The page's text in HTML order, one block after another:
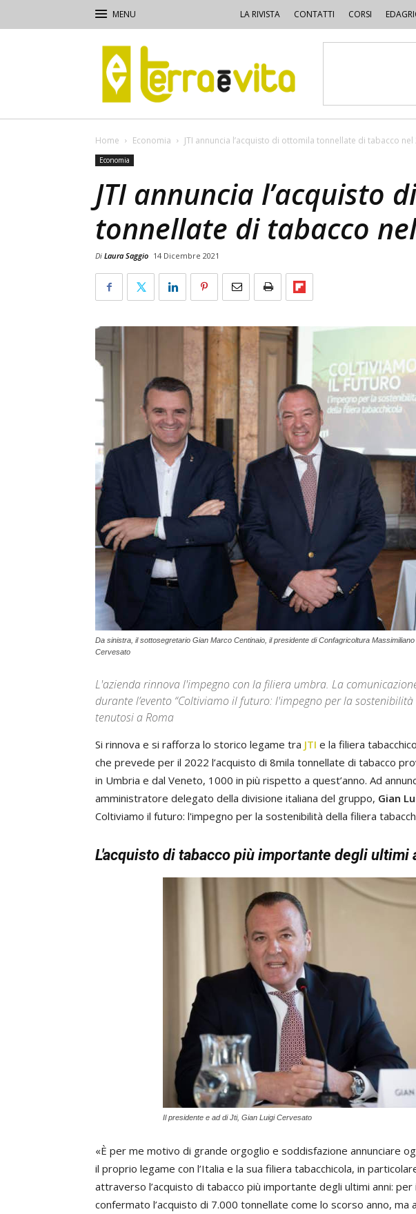
LA RIVISTA CONTATTI CORSI
Terra
e
Vita
Home Economia JTI annuncia l’acquisto di ottomila tonnellate di tabacco nel
Economia
JTI annuncia l’acquisto
tonnellate di tabacco
Di Laura Saggio 14 Dicembre 2021
Da sinistra, il sottosegretario Gian Marco Centinaio, il presidente di Confagricoltura
Cervesato
L'azienda rinnova l'impegno con la filiera umbra. La
durante l’evento “Coltiviamo il futuro: l'impegno per la
tenutosi a Roma
Si rinnova e si rafforza lo storico legame tra JTI e la filiera
che prevede per il 2022 l’acquisto di 8mila tonnellate di tabacco
in Umbria e dal Veneto, 1000 in più rispetto a quest’anno. Ad
amministratore delegato della divisione italiana del gruppo, Gian
Coltiviamo il futuro: l'impegno per la sostenibilità della filiera
L'acquisto di tabacco più importante degli ultimi
Il presidente e ad di Jti, Gian Luigi Cervesato
«È per me motivo di grande orgoglio e soddisfazione annunciare
il proprio legame con l’Italia e la sua filiera tabacchicola, in
attraverso l’acquisto di tabacco più importante degli ultimi anni:
confermato l’acquisto di 7.000 tonnellate come lo scorso anno, ma